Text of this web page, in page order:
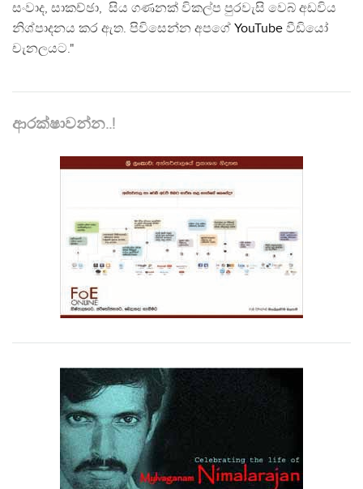
සංවාද, සාකච්ඡා, සිය ගණනක් විකල්ප පුරවැසි වෙබ් අඩවිය
නිශ්පාදනය කර ඇත. පිවිසෙන්න අපගේ YouTube වීඩියෝ
චැනලයට."
ආරක්ෂාවන්න..!